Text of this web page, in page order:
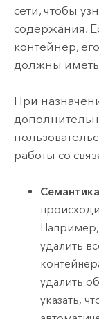
сети, чтобы
содержания.
контейнер,
должны
При
работы со
Например,
удалить
удалить
указать,